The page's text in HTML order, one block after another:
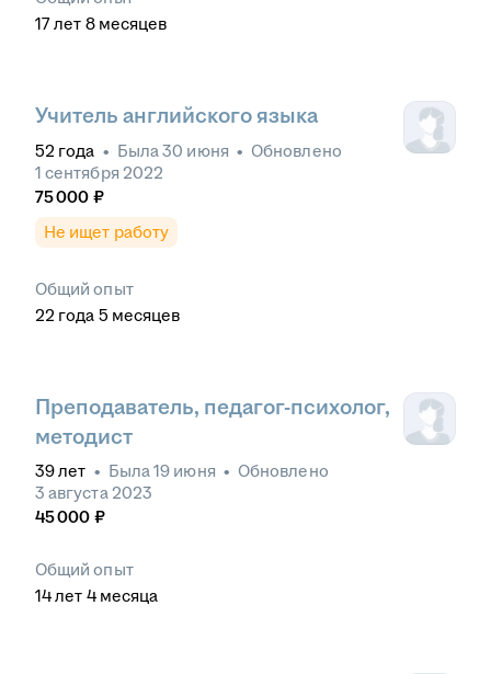
17лет 8 месяцев
Учитель английского языка
52 года • Была30 июня • Обновлено
1 сентября 2022
75 000 ₽
Не ищет работу
Общий опыт
22 года 5 месяцев
Преподаватель, педагог-психолог,
методист
39лет • Была19 июня • Обновлено
3 августа 2023
45 000 ₽
Общий опыт
14лет 4 месяца